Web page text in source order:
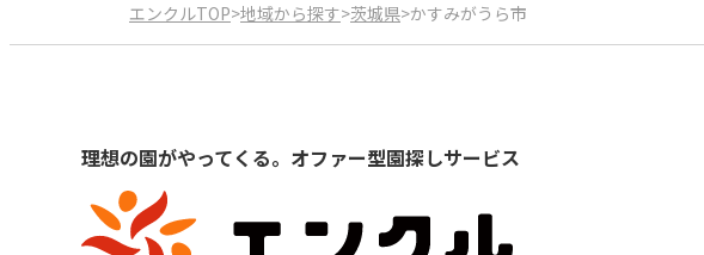
エンクルTOP>地域から探す>茨城県>かすみがうら市
理想の園がやってくる。オファー型園探しサービス